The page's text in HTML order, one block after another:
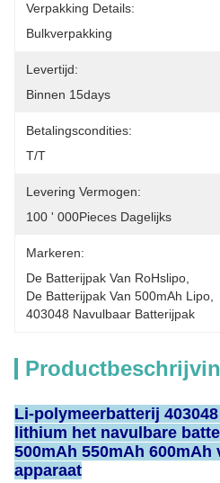
Verpakking Details:
Bulkverpakking
Levertijd:
Binnen 15days
Betalingscondities:
T/T
Levering Vermogen:
100 ' 000Pieces Dagelijks
Markeren:
De Batterijpak Van RoHslipo
De Batterijpak Van 500mAh Lipo
403048 Navulbaar Batterijpak
Li-polymeerbatterij
lithium het navulbare
500mAh 550mAh 600mAh
apparaat